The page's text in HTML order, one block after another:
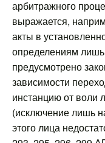
арбитражного
выражается,
акты в
определениям лишь
предусмотрено
зависимости
инстанцию от воли
(исключение лишь
этого лица